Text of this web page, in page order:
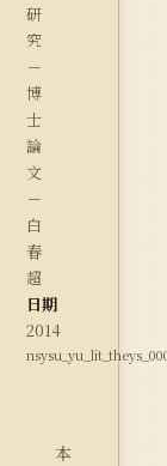
研
究
－
博
士
論
文
－
白
春
超
日期
2014
本